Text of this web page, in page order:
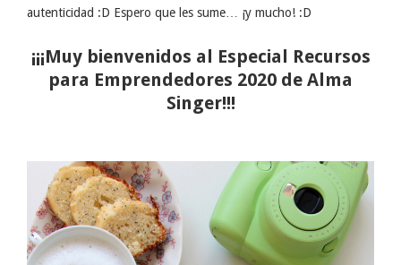
autenticidad :D Espero que les sume… ¡y mucho! :D
¡¡¡Muy bienvenidos al Especial Recursos
para Emprendedores 2020 de Alma
Singer!!!